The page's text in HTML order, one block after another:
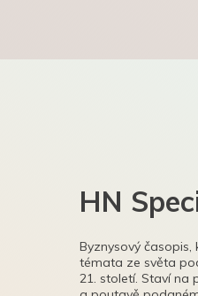
HN
Byznysový
témata ze světa
21. století. Staví na